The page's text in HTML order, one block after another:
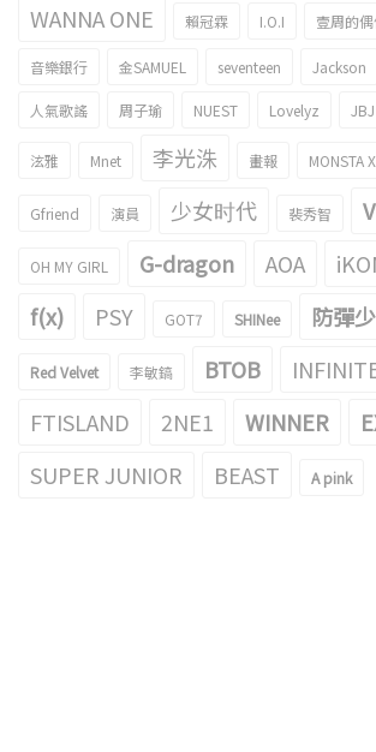
WANNA ONE 賴冠霖 I.O.I 壹周的
音樂銀行 金SAMUEL seventeen Jackson
人氣歌謠 周子瑜 NUEST Lovelyz JBJ
泫雅 Mnet 李光洙 畫報 MONSTA X
Gfriend 演員 少女时代 裴秀智
OH MY GIRL G-dragon AOA
f(x) PSY GOT7 SHINee 防彈
Red Velvet 李敏鎬 BTOB
FTISLAND
2NE1 WINNER
SUPER JUNIOR BEAST A pink